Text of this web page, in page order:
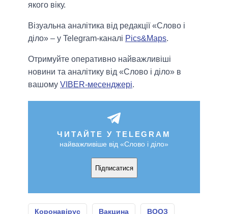
якого віку.
Візуальна аналітика від редакції «Слово і
діло» – у Telegram-каналі Pics&Maps.
Отримуйте оперативно найважливіші
новини та аналітику від «Слово і діло» в
вашому VIBER-месенджері.
ЧИТАЙТЕ У TELEGRAM
найважливіше від «Слово і діло»
Підписатися
Коронавірус Вакцина ВООЗ